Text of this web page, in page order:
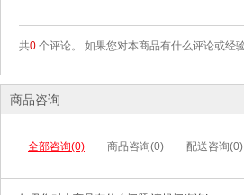
共0 个评论。 如果您对本商品有什么评论或经
商品咨询
全部咨询(0) 商品咨询(0) 配送咨询(0)